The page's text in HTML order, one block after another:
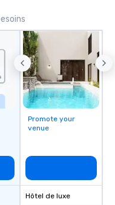
Promote your
venue
Hôtel de luxe